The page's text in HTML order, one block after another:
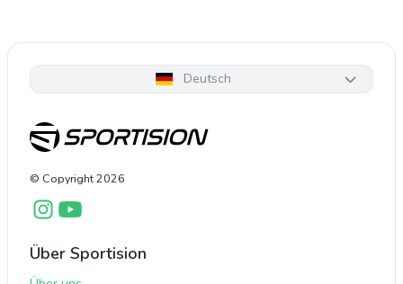
Deutsch
© Copyright2026
Über Sportision